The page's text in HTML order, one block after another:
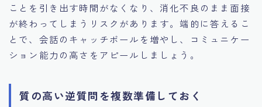
ことを引き出す時間がなくなり、消化不良のまま面接
が終わってしまうリスクがあります。端的に答えるこ
とで、会話のキャッチボールを増やし、コミュニケー
ション能力の高さをアピールしましょう。
質の高い逆質問を複数準備しておく